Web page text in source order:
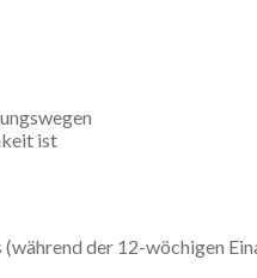
ist
der 12-wöchigen